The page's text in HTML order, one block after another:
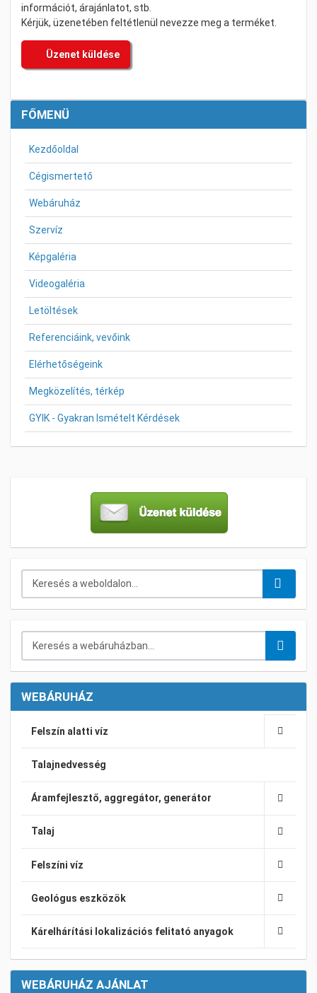
FŐMENÜ
Kezdőoldal
Cégismertető
Webáruház
Szervíz
Képgaléria
Videogaléria
Letöltések
Referenciáink, vevőink
Elérhetőségeink
Megközelítés, térkép
GYIK - Gyakran Ismételt Kérdések
információt, árajánlatot, stb.
Kérjük, üzenetében feltétlenül nevezze meg a terméket.
Üzenet küldése
Keresés...
WEBÁRUHÁZ
Felszín alatti víz
Talajnedvesség
Áramfejlesztő, aggregátor, generátor
Talaj
Felszíni víz
Geológus eszközök
Kárelhárítási lokalizációs felitató anyagok
WEBÁRUHÁZ AJÁNLAT